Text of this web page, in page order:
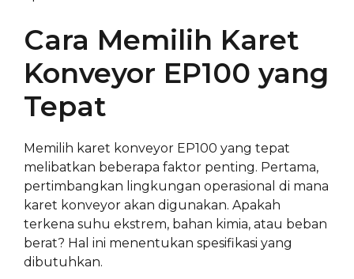
Cara Memilih Karet
Konveyor EP100 yang
Tepat
Memilih karet konveyor EP100 yang tepat
melibatkan beberapa faktor penting. Pertama,
pertimbangkan lingkungan operasional di mana
karet konveyor akan digunakan. Apakah
terkena suhu ekstrem, bahan kimia, atau beban
berat? Hal ini menentukan spesifikasi yang
dibutuhkan.